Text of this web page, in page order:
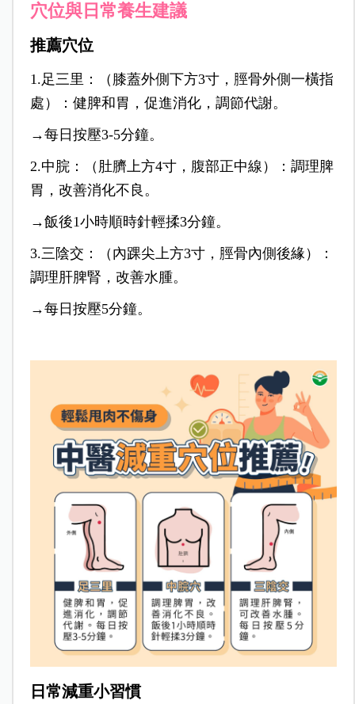
穴位與日常養生建議
推薦穴位
1.足三里：（膝蓋外側下方3寸，脛骨外側一橫指
處）：健脾和胃，促進消化，調節代謝。
→每日按壓3-5分鐘。
2.中脘：（肚臍上方4寸，腹部正中線）：調理脾
胃，改善消化不良。
→飯後1小時順時針輕揉3分鐘。
3.三陰交：（內踝尖上方3寸，脛骨內側後緣）：
調理肝脾腎，改善水腫。
→每日按壓5分鐘。
日常減重小習慣